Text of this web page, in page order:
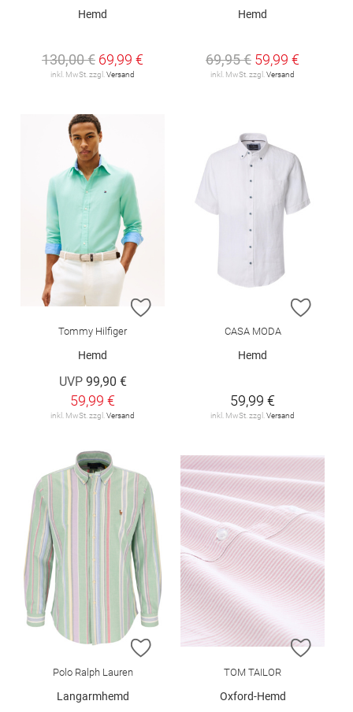
Hemd
130,00 € 69,99 €
inkl. MwSt. zzgl. Versand
Hemd
69,95 € 59,99 €
inkl. MwSt. zzgl. Versand
ZUR WUNSCHLISTE HINZUFÜGEN
Tommy Hilfiger
Hemd
UVP 99,90 €
59,99 €
inkl. MwSt. zzgl. Versand
ZUR
CASA MODA
Hemd
59,99 €
inkl. MwSt. zzgl. Versand
ZUR WUNSCHLISTE HINZUFÜGEN
Polo Ralph Lauren
Langarmhemd
ZUR
TOM TAILOR
Oxford-Hemd